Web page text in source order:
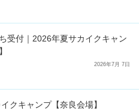
受付｜2026年夏サカイクキャン
2026年7月 7日
クキャンプ【奈良会場】